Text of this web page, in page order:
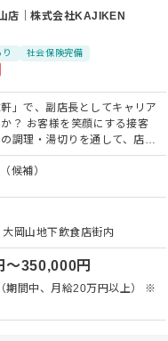
昭和区福江1-17-8
店 ｜株式会社KAJIKEN
社会保険完備
」で、副店長としてキャリア
？ お客様を笑顔にする接客
調理・湯切りを通して、店舗
。 ホールでの接客・基本業
切り、食材の仕込み・発注管
既存店が軌道に乗れば、都内で
や組織づくりに深く関わるチ
来は、複数店舗を統括する
」として活躍することも可
ジャー、店舗開発など、多
用意しています。会社の成長
アを築いていきませんか。
候補）
大岡山地下飲食店街内
〜350,000円
期間中、月給20万円以上） ※